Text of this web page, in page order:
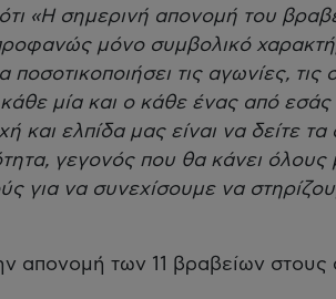
«Η σημερινή απονομή του
μόνο συμβολικό
τις αγωνίες, τις
μία και ο κάθε ένας από εσάς
και ελπίδα μας είναι να δείτε
γεγονός που θα κάνει όλους
για να συνεχίσουμε να
απονομή των 11 βραβείων στους